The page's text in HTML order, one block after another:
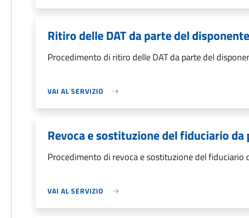
Ritiro delle DAT da parte del disponente
Procedimento di ritiro delle DAT da parte del
VAI AL SERVIZIO
Revoca e sostituzione del fiduciario
Procedimento di revoca e sostituzione del fiduciario
VAI AL SERVIZIO